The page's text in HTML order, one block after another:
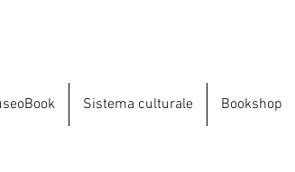
Sistema culturale Bookshop